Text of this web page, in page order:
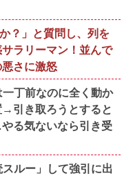
？」と質問し、列を
ラリーマン！並んで
さに激怒
一丁前なのに全く動か
→引き取ろうとすると
る気ないなら引き受
ルー」して強引に出